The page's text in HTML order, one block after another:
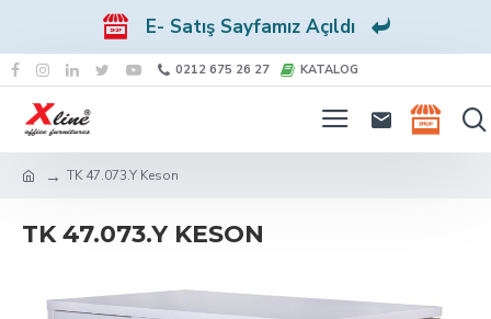
E- Satış Sayfamız Açıldı
0212 675 26 27 KATALOG
TK 47.073.Y Keson
TK 47.073.Y KESON